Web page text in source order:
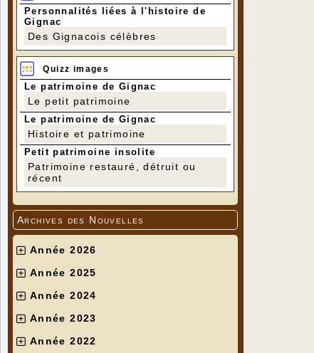
Personnalités liées à l'histoire de
Gignac
Des Gignacois célèbres
Quizz images
Le patrimoine de Gignac
Le petit patrimoine
Le patrimoine de Gignac
Histoire et patrimoine
Petit patrimoine insolite
Patrimoine restauré, détruit ou
récent
Archives des Nouvelles
Année 2026
Année 2025
Année 2024
Année 2023
Année 2022